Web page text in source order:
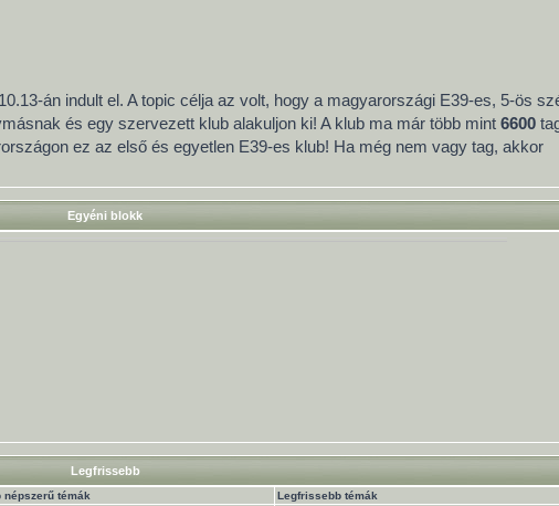
án indult el. A topic célja az volt, hogy a magyarországi E39-es, 5-ös
és egy szervezett klub alakuljon ki! A klub ma már több mint 6600
ez az első és egyetlen E39-es klub! Ha még nem vagy tag, akkor
Egyéni blokk
Legfrissebb
népszerű témák
Legfrissebb témák